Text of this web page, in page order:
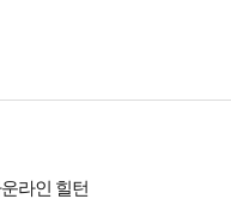
라인 힐턴